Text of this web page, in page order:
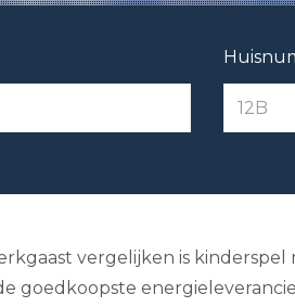
vergelijken is
goedkoopste